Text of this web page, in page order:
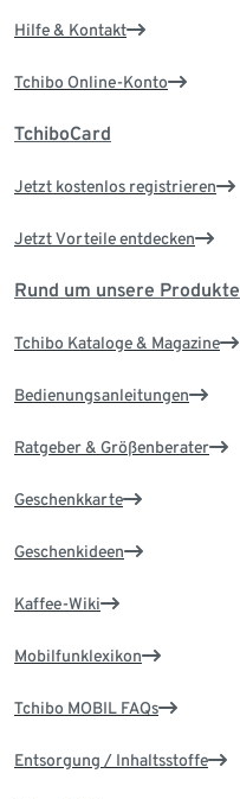
Hilfe & Kontakt
Tchibo Online-Konto
TchiboCard
Jetzt kostenlos registrieren
Jetzt Vorteile entdecken
Rund um unsere Produkte
Tchibo Kataloge & Magazine
Bedienungsanleitungen
Ratgeber & Größenberater
Geschenkkarte
Geschenkideen
Kaffee-Wiki
Mobilfunklexikon
Tchibo MOBIL FAQs
Entsorgung / Inhaltsstoffe